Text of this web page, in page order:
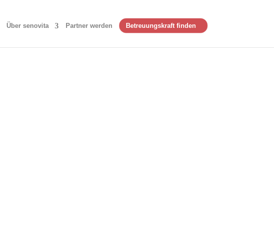
Über senovita Partner werden Betreuungskraft finden